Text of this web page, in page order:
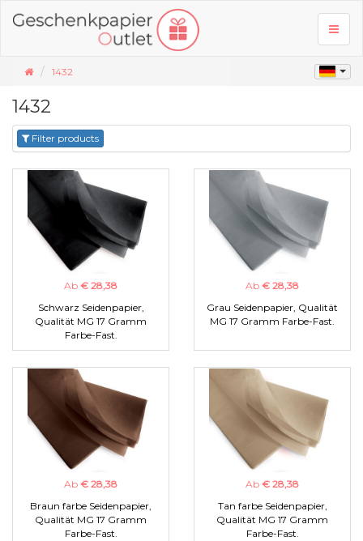
1432
1432
Filter products
Ab € 28,38
Schwarz Seidenpapier,
Qualität MG 17 Gramm
Farbe-Fast.
Ab € 28,38
Grau Seidenpapier, Qualität
MG 17 Gramm Farbe-Fast.
Ab € 28,38
Braun farbe Seidenpapier,
Qualität MG 17 Gramm
Farbe-Fast.
Ab € 28,38
Tan farbe Seidenpapier,
Qualität MG 17 Gramm
Farbe-Fast.